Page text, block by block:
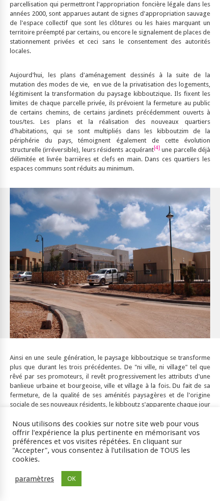
parcellisation qui permettront l'appropriation foncière légale dans les
années 2000, sont apparues autant de signes d'appropriation sauvage
de l'espace collectif que sont les clôtures ou les haies marquant un
territoire préempté par certains, ou encore le signalement de places de
stationnement privées et ceci sans le consentement des autorités
locales.
Aujourd'hui, les plans d'aménagement dessinés à la suite de la
mutation des modes de vie, en vue de la privatisation des logements,
légitimisent la transformation du paysage kibboutzique. Ils fixent les
limites de chaque parcelle privée, ils prévoient la fermeture au public
de certains chemins, de certains jardinets précédemment ouverts à
tous/tes. Les plans et la réalisation des nouveaux quartiers
d'habitations, qui se sont multipliés dans les kibboutzim de la
périphérie du pays, témoignent également de cette évolution
structurelle (irréversible), leurs résidents acquérant[4] une parcelle déjà
délimitée et livrée barrières et clefs en main. Dans ces quartiers les
espaces communs sont réduits au minimum.
Ainsi en une seule génération, le paysage kibboutzique se transforme
plus que durant les trois précédentes. De "ni ville, ni village" tel que
rêvé par ses promoteurs, il revêt progressivement les attributs d'une
banlieue urbaine et bourgeoise, ville et village à la fois. Du fait de sa
fermeture, de la qualité de ses aménités paysagères et de l'origine
sociale de ses nouveaux résidents, le kibboutz s'apparente chaque jour
société urbaine israélienne de plus en plus émiettée. Les strates
successives d'urbanisation ont laissé en marge certaines composantes
de cette société, ghettoïfiant durablement certains secteurs urbains,
telles les "villes de développement".
Nous utilisons des cookies sur notre site web pour vous
offrir l'expérience la plus pertinente en mémorisant vos
préférences et vos visites répétées. En cliquant sur
"Accepter", vous consentez à l'utilisation de TOUS les
cookies.
paramètres OK